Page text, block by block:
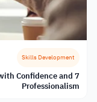
Skills Development
Confidence and
Professionalism